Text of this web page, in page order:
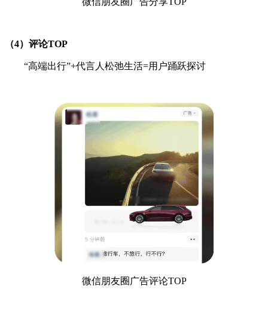
（4）评论TOP
“高端出行”+代言人松弛生活=用户踊跃探讨
微信朋友圈广告评论TOP